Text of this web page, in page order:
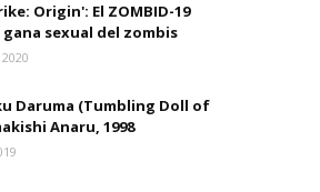
Origin': El ZOMBID-19
sexual del zombis
Daruma (Tumbling Doll of
Anaru, 1998